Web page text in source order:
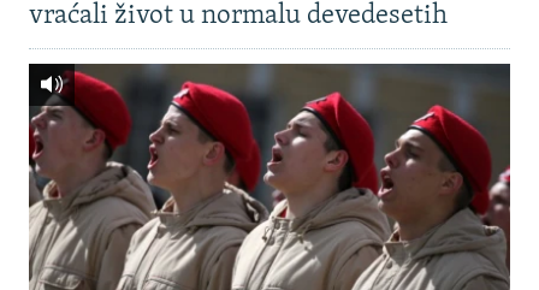
vraćali život u normalu devedesetih